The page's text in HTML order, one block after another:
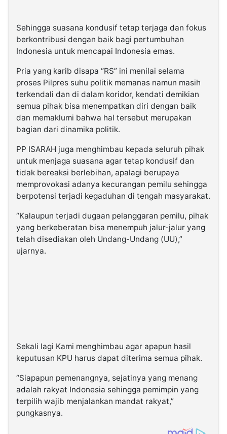
Sehingga suasana kondusif tetap terjaga dan fokus
berkontribusi dengan baik bagi pertumbuhan
Indonesia untuk mencapai Indonesia emas.
Pria yang karib disapa “RS” ini menilai selama
proses Pilpres suhu politik memanas namun masih
terkendali dan di dalam koridor, kendati demikian
semua pihak bisa menempatkan diri dengan baik
dan memaklumi bahwa hal tersebut merupakan
bagian dari dinamika politik.
PP ISARAH juga menghimbau kepada seluruh pihak
untuk menjaga suasana agar tetap kondusif dan
tidak bereaksi berlebihan, apalagi berupaya
memprovokasi adanya kecurangan pemilu sehingga
berpotensi terjadi kegaduhan di tengah masyarakat.
“Kalaupun terjadi dugaan pelanggaran pemilu, pihak
yang berkeberatan bisa menempuh jalur-jalur yang
telah disediakan oleh Undang-Undang (UU),”
ujarnya.
Sekali lagi Kami menghimbau agar apapun hasil
keputusan KPU harus dapat diterima semua pihak.
“Siapapun pemenangnya, sejatinya yang menang
adalah rakyat Indonesia sehingga pemimpin yang
terpilih wajib menjalankan mandat rakyat,”
pungkasnya.